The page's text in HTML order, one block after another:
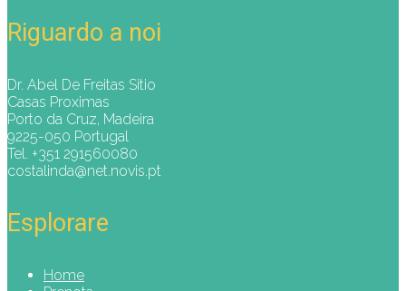
Riguardo a noi
Dr. Abel De Freitas Sitio
Casas Proximas
Porto da Cruz, Madeira
9225-050 Portugal
Tel. +351 291560080
costalinda@net.novis.pt
Esplorare
Home